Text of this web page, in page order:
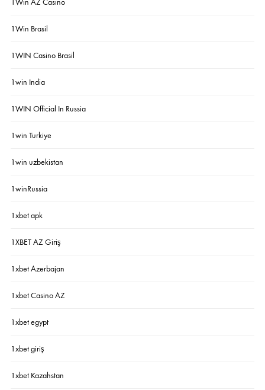
1Win Brasil
1WIN Casino Brasil
1win India
1WIN Official In Russia
1win Turkiye
1win uzbekistan
1winRussia
1xbet apk
1XBET AZ Giriş
1xbet Azerbajan
1xbet Casino AZ
1xbet egypt
1xbet giriş
1xbet Kazahstan